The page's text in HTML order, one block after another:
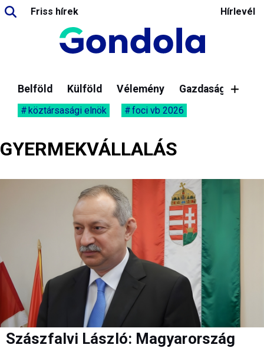
Friss hírek Hírlevél
Belföld Külföld Vélemény Gazdaság
köztársasági elnök foci vb 2026
GYERMEKVÁLLALÁS
Szászfalvi László: Magyarország